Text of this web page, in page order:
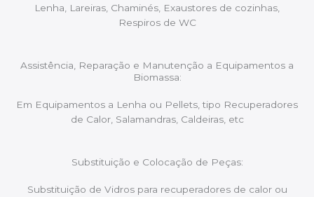
Lenha, Lareiras, Chaminés, Exaustores de cozinhas,
Respiros de WC
Assistência, Reparação e Manutenção a Equipamentos a
Biomassa:
Em Equipamentos a Lenha ou Pellets, tipo Recuperadores
de Calor, Salamandras, Caldeiras, etc
Substituição e Colocação de Peças:
Substituição de Vidros para recuperadores de calor ou